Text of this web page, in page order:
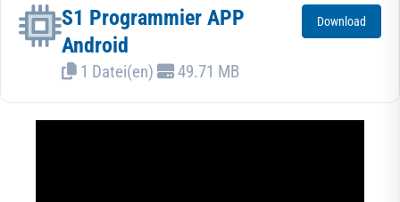
S1 Programmier APP
Android
1 Datei(en) 49.71 MB
Download